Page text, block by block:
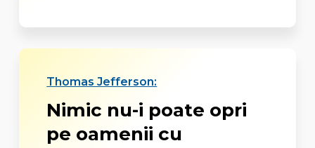
Thomas Jefferson:
Nimic nu-i poate opri
pe oamenii cu